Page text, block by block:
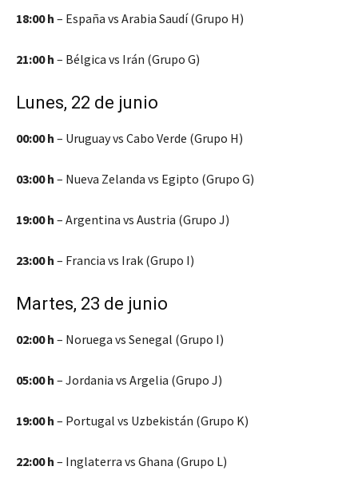
18:00 h – España vs Arabia Saudí (Grupo H)
21:00 h – Bélgica vs Irán (Grupo G)
Lunes, 22 de junio
00:00 h – Uruguay vs Cabo Verde (Grupo H)
03:00 h – Nueva Zelanda vs Egipto (Grupo G)
19:00 h – Argentina vs Austria (Grupo J)
23:00 h – Francia vs Irak (Grupo I)
Martes, 23 de junio
02:00 h – Noruega vs Senegal (Grupo I)
05:00 h – Jordania vs Argelia (Grupo J)
19:00 h – Portugal vs Uzbekistán (Grupo K)
22:00 h – Inglaterra vs Ghana (Grupo L)